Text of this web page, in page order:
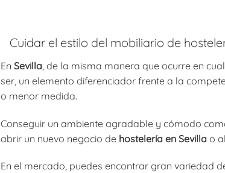
Cuidar el estilo del mobiliario de
En Sevilla , de la misma manera que ocurre en
ser, un elemento diferenciador frente a la
o menor medida.
Conseguir un ambiente agradable y cómodo
abrir un nuevo negocio de hostelería en Sevilla o
En el mercado, puedes encontrar gran variedad